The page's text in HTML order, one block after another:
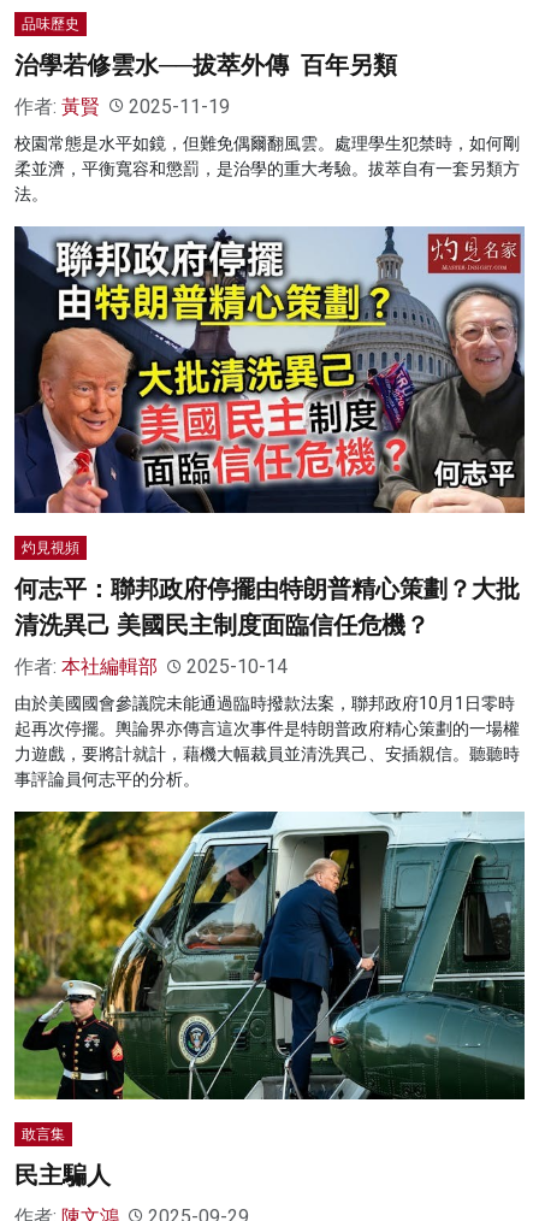
品味歷史
治學若修雲水──拔萃外傳 百年另類
作者: 黃賢 2025-11-19
校園常態是水平如鏡，但難免偶爾翻風雲。處理學生犯禁時，如何剛
柔並濟，平衡寬容和懲罰，是治學的重大考驗。拔萃自有一套另類方
法。
灼見視頻
何志平：聯邦政府停擺由特朗普精心策劃？大批
清洗異己 美國民主制度面臨信任危機？
作者: 本社編輯部 2025-10-14
由於美國國會參議院未能通過臨時撥款法案，聯邦政府10月1日零時
起再次停擺。輿論界亦傳言這次事件是特朗普政府精心策劃的一場權
力遊戲，要將計就計，藉機大幅裁員並清洗異己、安插親信。聽聽時
事評論員何志平的分析。
敢言集
民主騙人